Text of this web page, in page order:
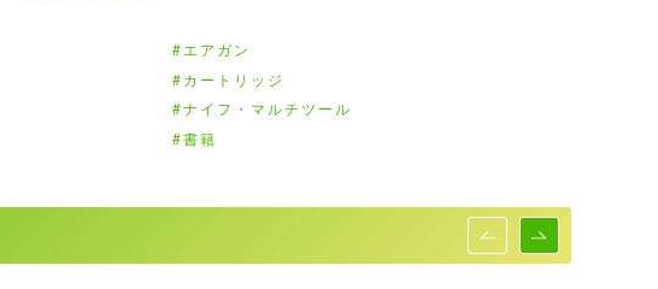
エアガン
カートリッジ
ナイフ・マルチツール
書籍